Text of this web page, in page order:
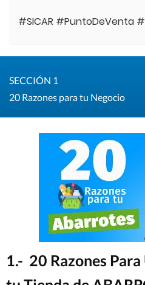
#SICAR #PuntoDeVenta
SECCIÓN 1
20 Razones para tu Negocio
1.- 20 Razones Para